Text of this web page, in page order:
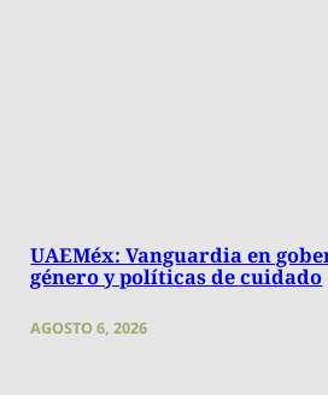
UAEMéx: Vanguardia en
género y políticas de cuidado
AGOSTO 6, 2026